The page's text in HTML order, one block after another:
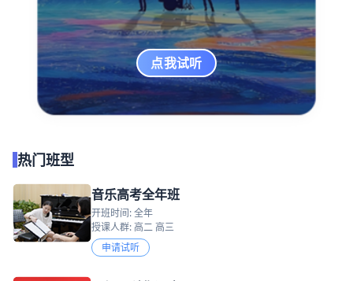
点我试听
热门班型
音乐高考全年班
开班时间: 全年
授课人群: 高二 高三
申请试听